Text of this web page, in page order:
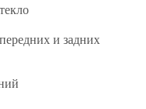
и задних